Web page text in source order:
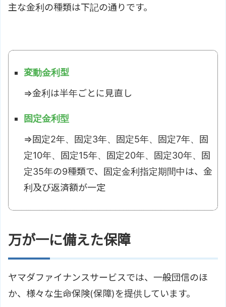
主な金利の種類は下記の通りです。
変動金利型
⇒金利は半年ごとに見直し
固定金利型
⇒固定2年、固定3年、固定5年、固定7年、固
定10年、固定15年、固定20年、固定30年、固
定35年の9種類で、固定金利指定期間中は、金
利及び返済額が一定
万が一に備えた保障
ヤマダファイナンスサービスでは、一般団信のほ
か、様々な生命保険(保障)を提供しています。